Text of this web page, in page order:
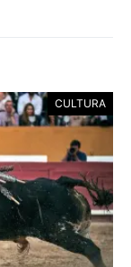
CULTURA